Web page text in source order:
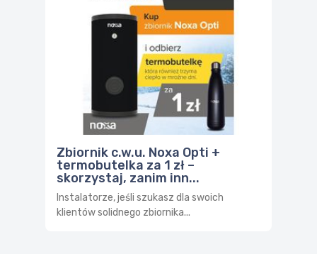
Zbiornik c.w.u. Noxa Opti +
termobutelka za 1 zł –
skorzystaj, zanim inn...
Instalatorze, jeśli szukasz dla swoich
klientów solidnego zbiornika...